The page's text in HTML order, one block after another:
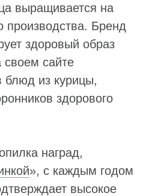
выращивается на
производства. Бренд
здоровый образ
своем сайте
блюд из курицы,
здорового
наград,
», с каждым годом
высокое